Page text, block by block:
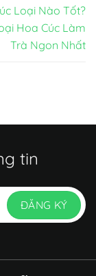
Loại Nào Tốt?
Hoa Cúc Làm
Trà Ngon Nhất
tin